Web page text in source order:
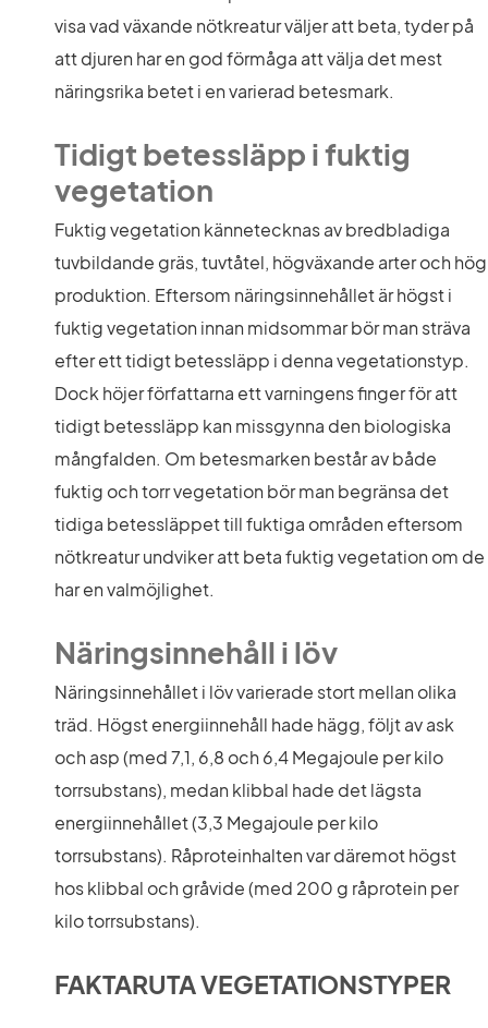
visa vad växande nötkreatur väljer att beta, tyder på
att djuren har en god förmåga att välja det mest
näringsrika betet i en varierad betesmark.
Tidigt betessläpp i fuktig
vegetation
Fuktig vegetation kännetecknas av bredbladiga
tuvbildande gräs, tuvtåtel, högväxande arter och hög
produktion. Eftersom näringsinnehållet är högst i
fuktig vegetation innan midsommar bör man sträva
efter ett tidigt betessläpp i denna vegetationstyp.
Dock höjer författarna ett varningens finger för att
tidigt betessläpp kan missgynna den biologiska
mångfalden. Om betesmarken består av både
fuktig och torr vegetation bör man begränsa det
tidiga betessläppet till fuktiga områden eftersom
nötkreatur undviker att beta fuktig vegetation om de
har en valmöjlighet.
Näringsinnehåll i löv
Näringsinnehållet i löv varierade stort mellan olika
träd. Högst energiinnehåll hade hägg, följt av ask
och asp (med 7,1, 6,8 och 6,4 Megajoule per kilo
torrsubstans), medan klibbal hade det lägsta
energiinnehållet (3,3 Megajoule per kilo
torrsubstans). Råproteinhalten var däremot högst
hos klibbal och gråvide (med 200 g råprotein per
kilo torrsubstans).
FAKTARUTA VEGETATIONSTYPER